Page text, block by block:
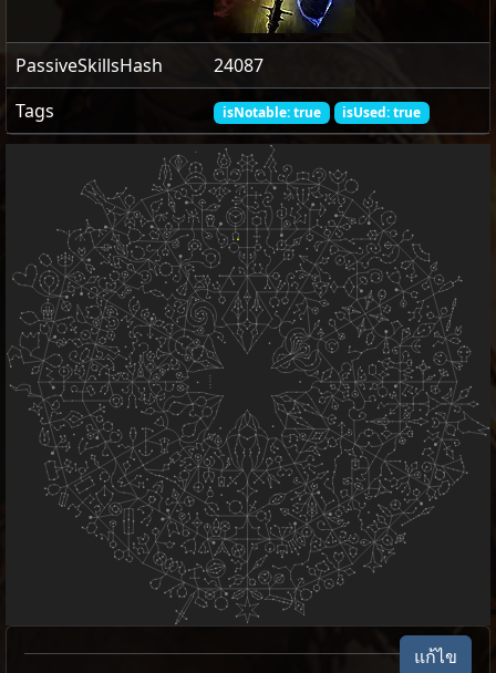
PassiveSkillsHash
24087
Tags
isNotable: true isUsed: true
แก้ไข